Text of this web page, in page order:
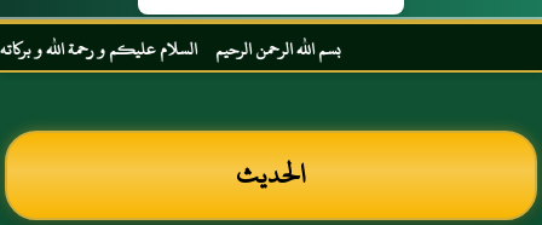
بسم الله الرحمن الرحيم السلام عليكم و رحمة الله و
الحديث